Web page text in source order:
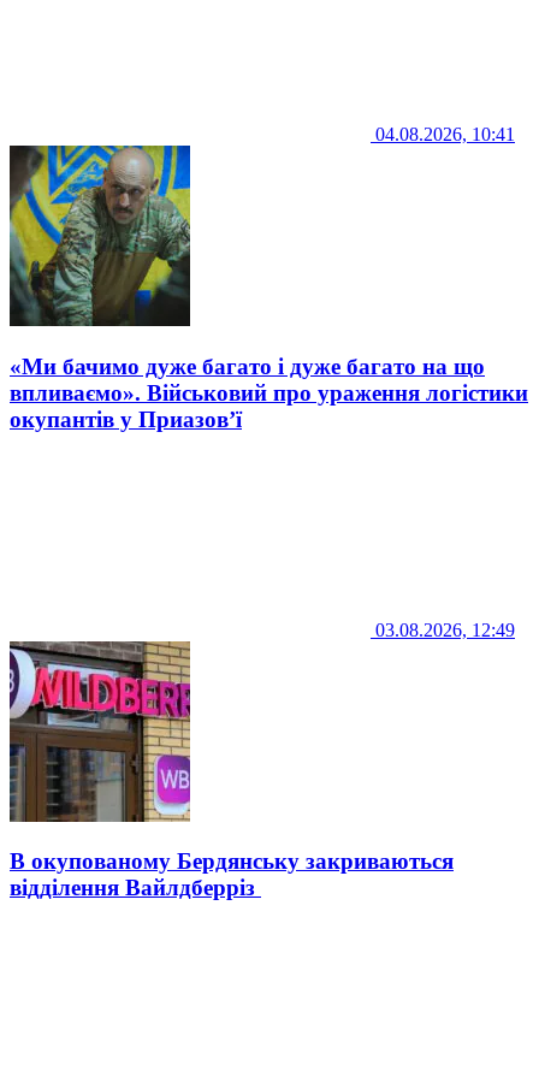
04.08.2026, 10:41
«Ми бачимо дуже багато і дуже багато на що
впливаємо». Військовий про ураження логістики
окупантів у Приазов’ї
03.08.2026, 12:49
В окупованому Бердянську закриваються
відділення Вайлдберріз